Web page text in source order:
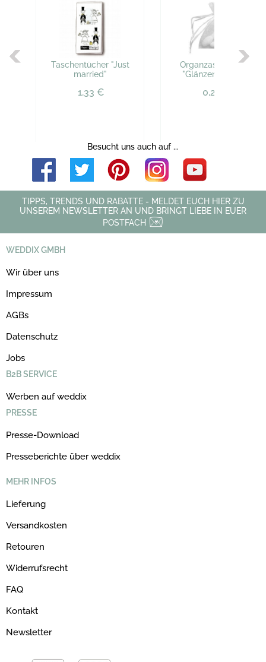
Taschentücher "Just
married"
1,33 €
Organzasäckchen
"Glänzend", weiß
0,29 €
Besucht uns auch auf ...
TIPPS, TRENDS UND RABATTE - MELDET EUCH HIER ZU
UNSEREM NEWSLETTER AN UND BRINGT LIEBE IN EUER
POSTFACH
WEDDIX GMBH
Wir über uns
Impressum
AGBs
Datenschutz
Jobs
B2B SERVICE
Werben auf weddix
PRESSE
Presse-Download
Presseberichte über weddix
MEHR INFOS
Lieferung
Versandkosten
Retouren
Widerrufsrecht
FAQ
Kontakt
Newsletter